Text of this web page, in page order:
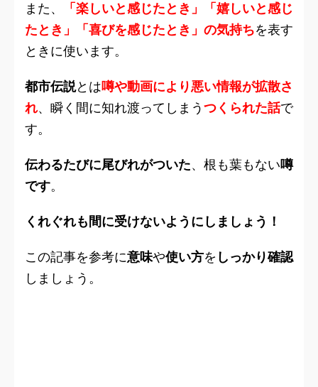
また、
「楽しいと感じたとき」「嬉しいと感じ
たとき」「喜びを感じたとき」の気持ちを表す
とき に使います。
都市伝説とは噂や動画により悪い情報が拡散さ
れ、瞬く間に知れ渡ってしまうつくられた話で
す。
伝わるたびに尾びれがついた、根も葉もない噂
です。
くれぐれも間に受けないようにしましょう！
この記事を参考に意味や使い方を しっかり確認
しましょう。